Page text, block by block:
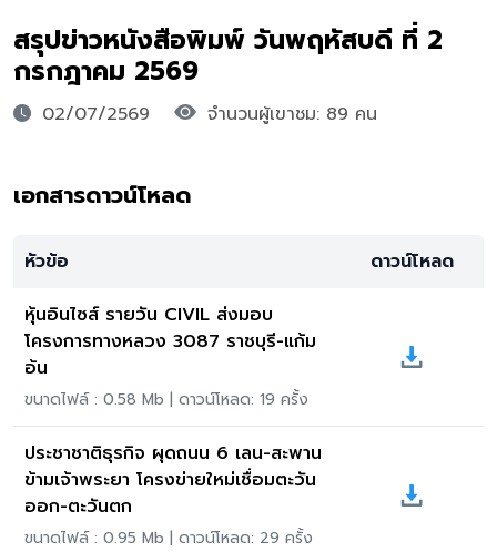
สรุปข่าวหนังสือพิมพ์ วันพฤหัสบดี ที่ 2
กรกฎาคม 2569
02/07/2569 จำนวนผู้เขาชม: 89 คน
เอกสารดาวน์โหลด
หัวข้อ
ดาวน์โหลด
หุ้นอินไซส์ รายวัน CIVIL ส่งมอบ
โครงการทางหลวง 3087 ราชบุรี-แก้ม
อ้น
ขนาดไฟล์ : 0.58 Mb | ดาวน์โหลด: 19 ครั้ง
ประชาชาติธุรกิจ ผุดถนน 6 เลน-สะพาน
ข้ามเจ้าพระยา โครงข่ายใหม่เชื่อมตะวัน
ออก-ตะวันตก
ขนาดไฟล์ : 0.95 Mb | ดาวน์โหลด: 29 ครั้ง